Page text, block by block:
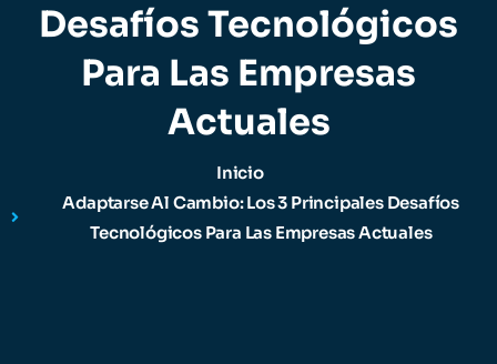
Desafíos Tecnológicos
Para Las Empresas
Actuales
Inicio
Adaptarse Al Cambio: Los 3 Principales Desafíos
Tecnológicos Para Las Empresas Actuales